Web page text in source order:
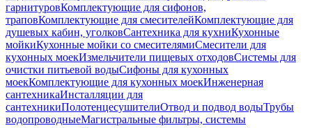
гарнитуровКомплектующие для сифонов,
траповКомплектующие для смесителейКомплектующие для
душевых кабин, уголковСантехника для кухниКухонные
мойкиКухонные мойки со смесителямиСмесители для
кухонных моекИзмельчители пищевых отходовСистемы для
очистки питьевой водыСифоны для кухонных
моекКомплектующие для кухонных моекИнженерная
сантехникаИнсталляции для
сантехникиПолотенцесушителиОтвод и подвод водыТрубы
водопроводныеМагистральные фильтры, системы